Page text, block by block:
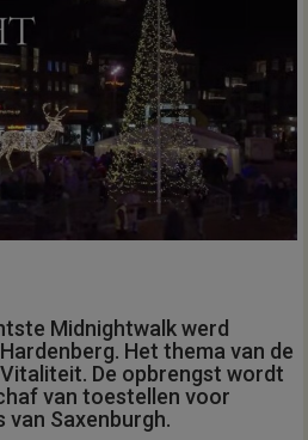
Midnightwalk werd
Het thema van de
De opbrengst wordt
van toestellen voor
Saxenburgh.